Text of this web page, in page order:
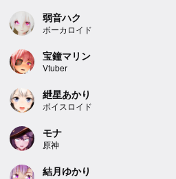
弱音ハク
ボーカロイド
宝鐘マリン
Vtuber
紲星あかり
ボイスロイド
モナ
原神
結月ゆかり